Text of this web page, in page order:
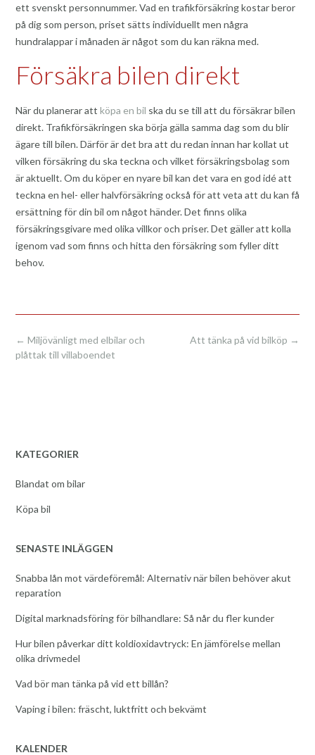
ett svenskt personnummer. Vad en trafikförsäkring kostar beror
på dig som person, priset sätts individuellt men några
hundralappar i månaden är något som du kan räkna med.
Försäkra bilen direkt
När du planerar att köpa en bil ska du se till att du försäkrar bilen
direkt. Trafikförsäkringen ska börja gälla samma dag som du blir
ägare till bilen. Därför är det bra att du redan innan har kollat ut
vilken försäkring du ska teckna och vilket försäkringsbolag som
är aktuellt. Om du köper en nyare bil kan det vara en god idé att
teckna en hel- eller halvförsäkring också för att veta att du kan få
ersättning för din bil om något händer. Det finns olika
försäkringsgivare med olika villkor och priser. Det gäller att kolla
igenom vad som finns och hitta den försäkring som fyller ditt
behov.
Post
navigation
Att tänka på vid bilköp →
← Miljövänligt med elbilar och
plåttak till villaboendet
KATEGORIER
Blandat om bilar
Köpa bil
SENASTE INLÄGGEN
Snabba lån mot värdeföremål: Alternativ när bilen behöver akut
reparation
Digital marknadsföring för bilhandlare: Så når du fler kunder
Hur bilen påverkar ditt koldioxidavtryck: En jämförelse mellan
olika drivmedel
Vad bör man tänka på vid ett billån?
Vaping i bilen: fräscht, luktfritt och bekvämt
KALENDER